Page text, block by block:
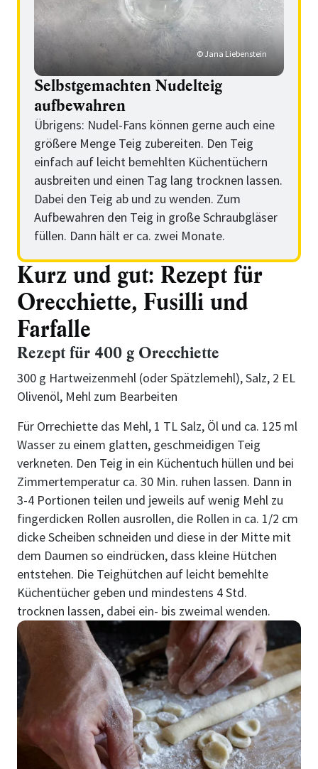
© Jana Liebenstein
Selbstgemachten Nudelteig
aufbewahren
Übrigens: Nudel-Fans können gerne auch eine
größere Menge Teig zubereiten. Den Teig
einfach auf leicht bemehlten Küchentüchern
ausbreiten und einen Tag lang trocknen lassen.
Dabei den Teig ab und zu wenden. Zum
Aufbewahren den Teig in große Schraubgläser
füllen. Dann hält er ca. zwei Monate.
Kurz und gut: Rezept für
Orecchiette, Fusilli und
Farfalle
Rezept für 400 g Orecchiette
300 g Hartweizenmehl (oder Spätzlemehl), Salz, 2 EL
Olivenöl, Mehl zum Bearbeiten
Für Orrechiette das Mehl, 1 TL Salz, Öl und ca. 125 ml
Wasser zu einem glatten, geschmeidigen Teig
verkneten. Den Teig in ein Küchentuch hüllen und bei
Zimmertemperatur ca. 30 Min. ruhen lassen. Dann in
3-4 Portionen teilen und jeweils auf wenig Mehl zu
fingerdicken Rollen ausrollen, die Rollen in ca. 1/2 cm
dicke Scheiben schneiden und diese in der Mitte mit
dem Daumen so eindrücken, dass kleine Hütchen
entstehen. Die Teighütchen auf leicht bemehlte
Küchentücher geben und mindestens 4 Std.
trocknen lassen, dabei ein- bis zweimal wenden.